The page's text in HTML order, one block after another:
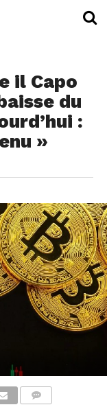
il Capo
du
:
»